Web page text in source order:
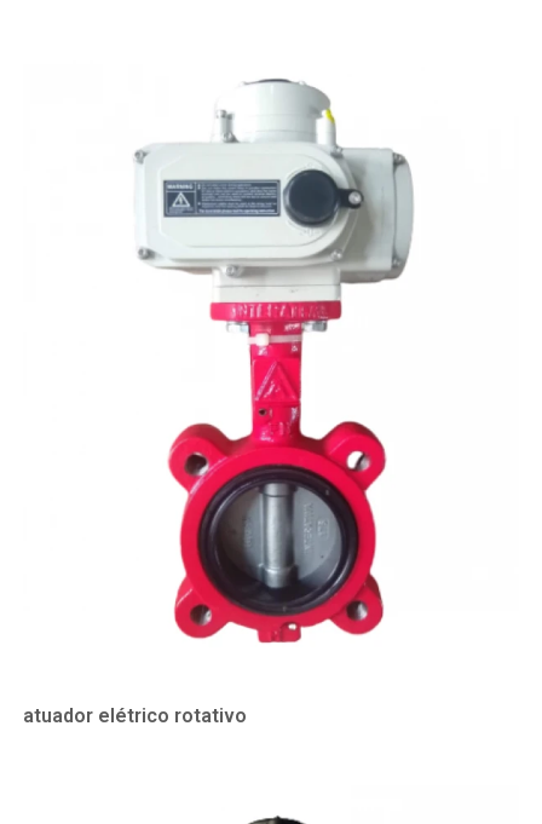
atuador elétrico rotativo